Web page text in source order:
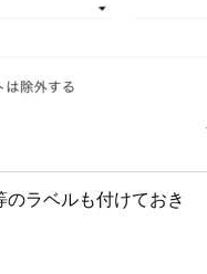
ラベルも付けておき